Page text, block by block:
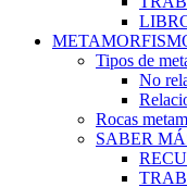
Tipos de
No
Rocas
SABER